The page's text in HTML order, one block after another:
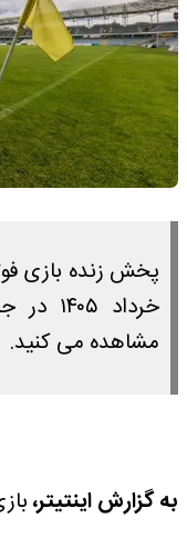
مشاهده می کنید.
به گزارش اینتیتر،